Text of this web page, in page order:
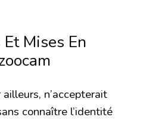
Mises En
n’accepterait
connaître l’identité